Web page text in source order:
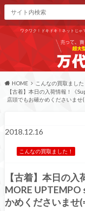
ワクワク！ドキドキ！ネットじ
HOME
こんなの買取ました
【古着】本日の入荷情報！《
店頭でもお確かめくださいませ
2018.12.16
こんなの買取ました！
【古着】本日の
MORE
かめくださいませ